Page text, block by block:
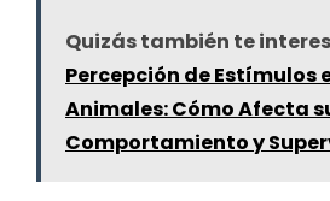
Quizás también te
Percepción de Estímulos
Animales: Cómo Afecta
Comportamiento y